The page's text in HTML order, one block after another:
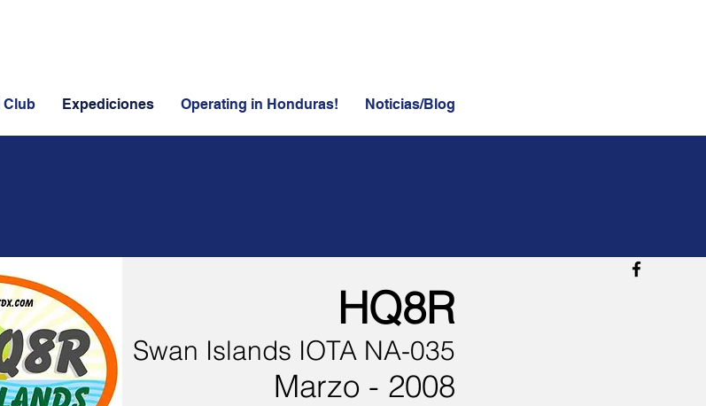
Club Expediciones Operating in Honduras! Noticias/Blog
HQ8R
Swan Islands IOTA NA-035
Marzo - 2008